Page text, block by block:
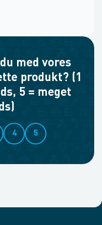
med vores
produkt? (1
5 = meget
4 5